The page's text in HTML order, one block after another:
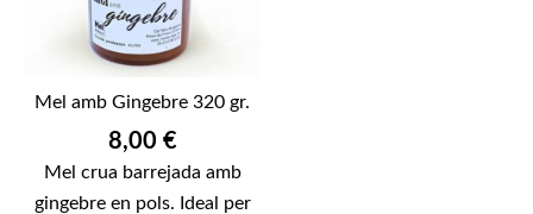
Mel amb Gingebre 320 gr.
Preu
8,00 €
Mel crua barrejada amb
gingebre en pols. Ideal per